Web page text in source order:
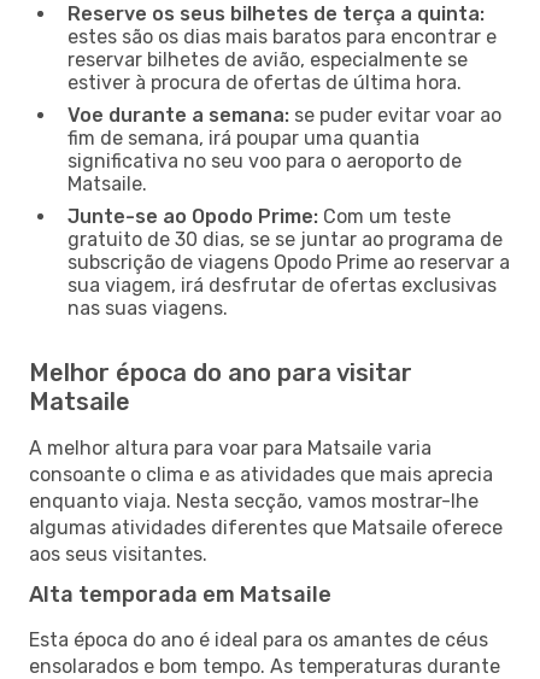
Reserve os seus bilhetes de terça a quinta:
estes são os dias mais baratos para encontrar e
reservar bilhetes de avião, especialmente se
estiver à procura de ofertas de última hora.
Voe durante a semana: se puder evitar voar ao
fim de semana, irá poupar uma quantia
significativa no seu voo para o aeroporto de
Matsaile.
Junte-se ao Opodo Prime: Com um teste
gratuito de 30 dias, se se juntar ao programa de
subscrição de viagens Opodo Prime ao reservar a
sua viagem, irá desfrutar de ofertas exclusivas
nas suas viagens.
Melhor época do ano para visitar
Matsaile
A melhor altura para voar para Matsaile varia
consoante o clima e as atividades que mais aprecia
enquanto viaja. Nesta secção, vamos mostrar-lhe
algumas atividades diferentes que Matsaile oferece
aos seus visitantes.
Alta temporada em Matsaile
Esta época do ano é ideal para os amantes de céus
ensolarados e bom tempo. As temperaturas durante